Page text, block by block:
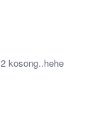
kosong..hehe